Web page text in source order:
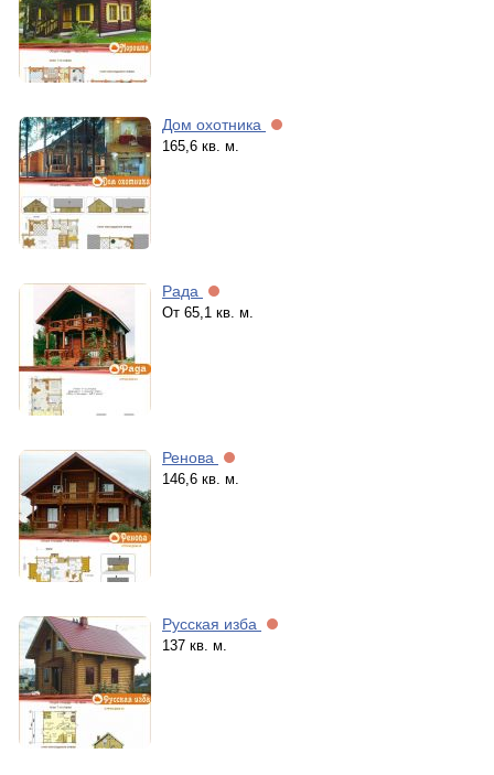
Дом охотника
165,6 кв. м.
Рада
От 65,1 кв. м.
Ренова
146,6 кв. м.
Русская изба
137 кв. м.